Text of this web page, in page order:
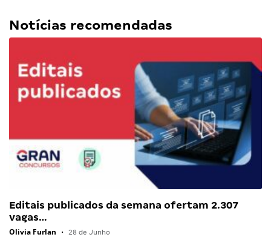
Notícias recomendadas
Editais publicados da semana ofertam 2.307
vagas…
Olivia Furlan • 28 de Junho